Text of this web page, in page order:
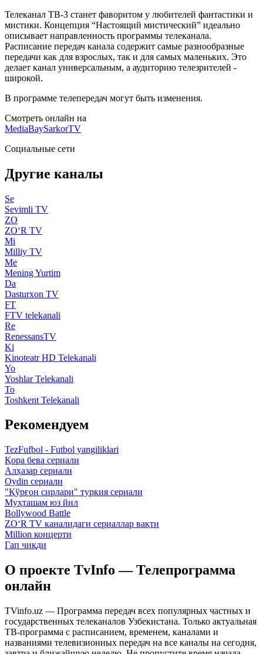
Телеканал ТВ-3 станет фаворитом у любителей фантастики и
мистики. Концепция “Настоящий мистический” идеально
описывает направленность программы телеканала.
Расписание передач канала содержит самые разнообразные
передачи как для взрослых, так и для самых маленьких. Это
делает канал универсальным, а аудиторию телезрителей -
широкой.
В программе телепередач могут быть изменения.
Смотреть онлайн на
MediaBaySarkorTV
Социальные сети
Другие каналы
Se
Sevimli TV
ZO
ZO‘R TV
Mi
Milliy TV
Me
Mening Yurtim
Da
Dasturxon TV
FT
FTV telekanali
Re
RenessansTV
Ki
Kinoteatr HD Telekanali
Yo
Yoshlar Telekanali
To
Toshkent Telekanali
Рекомендуем
TezFufbol - Futbol yangiliklari
Қора бева сериали
Алҳазар сериали
Oydin сериали
"Қўрғон сирлари" туркия сериали
Муҳташам юз йил
Bollywood Battle
ZO‘R TV каналидаги сериаллар вақти
Million концерти
Гап чиқди
О проекте TvInfo — Телепрограмма
онлайн
TVinfo.uz — Программа передач всех популярных частных и
государственных телеканалов Узбекистана. Только актуальная
ТВ-программа с расписанием, временем, каналами и
названиями телевизионных передач на все каналы на сегодня,